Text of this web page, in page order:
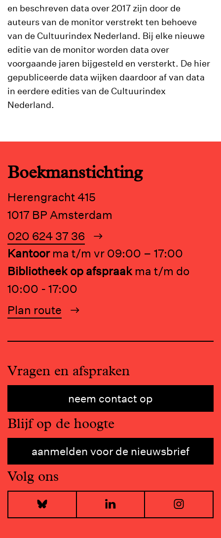
en beschreven data over 2017 zijn door de
auteurs van de monitor verstrekt ten behoeve
van de Cultuurindex Nederland. Bij elke nieuwe
editie van de monitor worden data over
voorgaande jaren bijgesteld en versterkt. De hier
gepubliceerde data wijken daardoor af van data
in eerdere edities van de Cultuurindex
Nederland.
Boekmanstichting
Herengracht 415
1017 BP Amsterdam
020 624 37 36
Kantoor ma t/m vr 09:00 – 17:00
Bibliotheek op afspraak ma t/m do
10:00 - 17:00
Plan route
Vragen en afspraken
neem contact op
Blijf op de hoogte
aanmelden voor de nieuwsbrief
Volg ons
Bluesky LinkedIn